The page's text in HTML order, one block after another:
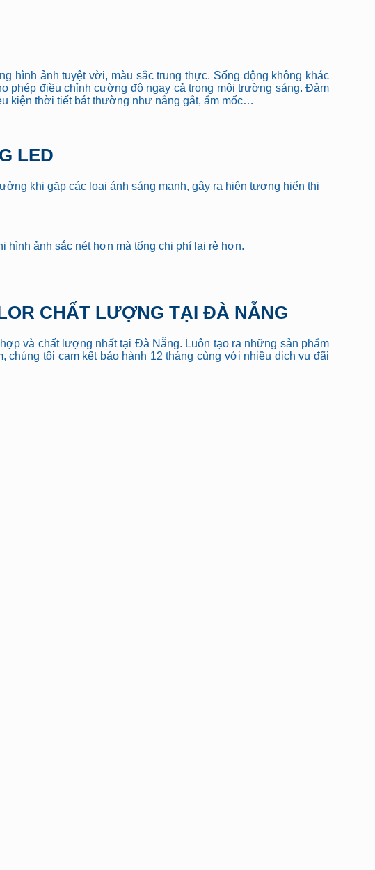
hình ảnh tuyệt vời, màu sắc trung thực. Sống động không khác
phép điều chỉnh cường độ ngay cả trong môi trường sáng. Đảm
kiện thời tiết bát thường như nắng gắt, ẩm mốc…
LED
khi gặp các loại ánh sáng mạnh, gây ra hiện tượng hiển thị
hình ảnh sắc nét hơn mà tổng chi phí lại rẻ hơn.
CHẤT LƯỢNG TẠI ĐÀ NẴNG
và chất lượng nhất tại Đà Nẵng. Luôn tạo ra những sản phẩm
chúng tôi cam kết bảo hành 12 tháng cùng với nhiều dịch vụ đãi